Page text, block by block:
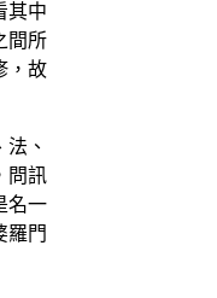
其中
間所
，故
、
問訊
名一
羅門